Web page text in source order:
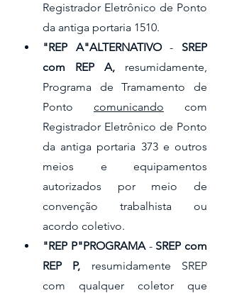
Registrador Eletrônico de Ponto
da antiga portaria 1510.
"REP A"ALTERNATIVO - SREP
com REP A, resumidamente,
Programa de Tramamento de
Ponto comunicando com
Registrador Eletrônico de Ponto
da antiga portaria 373 e outros
meios e equipamentos
autorizados por meio de
convenção trabalhista ou
acordo coletivo.
"REP P"PROGRAMA - SREP com
REP P, resumidamente SREP
com qualquer coletor que